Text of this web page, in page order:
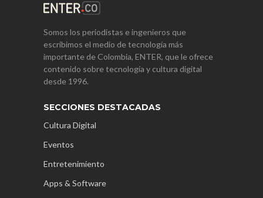
Somos los periodistas e ingenieros que
escribimos el medio de tecnología más
importante de Colombia, ENTER, que le ofrece
contenido sobre tecnología y cultura digital
desde 1996.
SECCIONES DESTACADAS
Cultura Digital
Eventos
Entretenimiento
Apps & Software